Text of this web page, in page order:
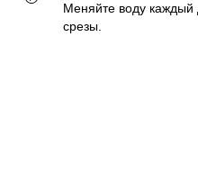
Меняйте воду каждый
срезы.